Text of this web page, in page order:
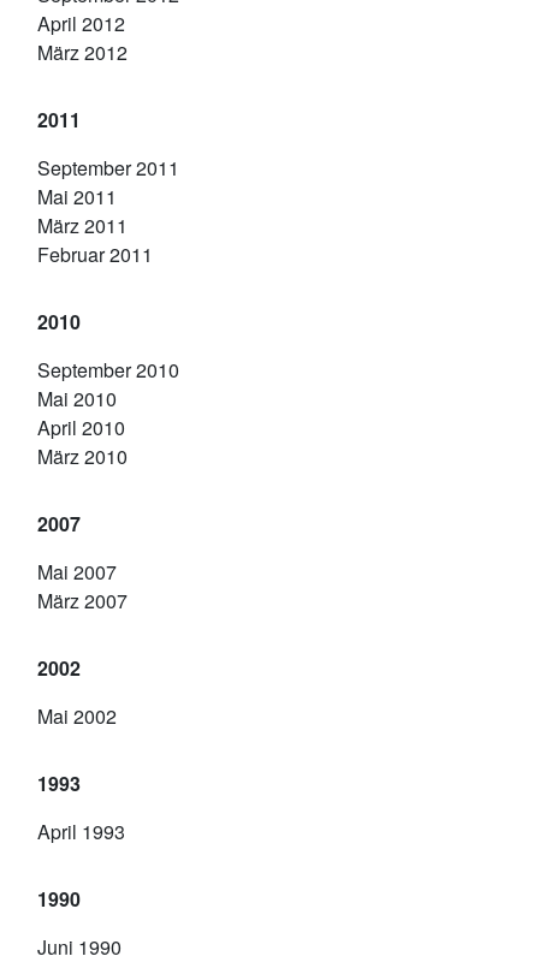
April 2012
März 2012
2011
September 2011
Mai 2011
März 2011
Februar 2011
2010
September 2010
Mai 2010
April 2010
März 2010
2007
Mai 2007
März 2007
2002
Mai 2002
1993
April 1993
1990
Juni 1990